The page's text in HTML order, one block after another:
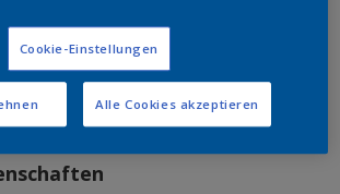
Muster bestellen
Sie direkt im Webshop
Cookie-Einstellungen
Alle Cookies akzeptieren